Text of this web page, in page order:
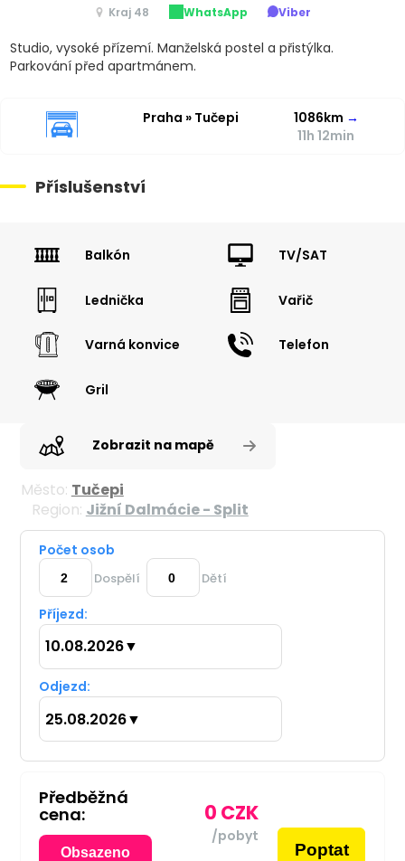
Kraj 48 WhatsApp Viber
Studio, vysoké přízemí. Manželská postel a přistýlka.
Parkování před apartmánem.
Praha » Tučepi 1086km →
11h 12min
Příslušenství
Balkón TV/SAT
Lednička Vařič
Varná konvice Telefon
Gril
Zobrazit na mapě
Město: Tučepi
Region: Jižní Dalmácie - Split
Počet osob
Dospělí Dětí
Příjezd:
10.08.2026▼
Odjezd:
25.08.2026▼
Předběžná
cena:
Obsazeno
0 CZK
/pobyt
Poptat